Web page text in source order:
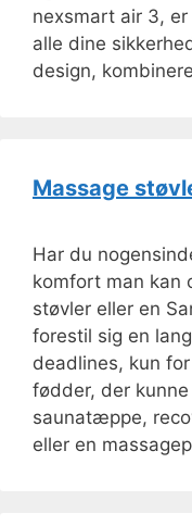
nexsmart air 3,
alle dine
design,
Massage
Har du
komfort man kan
støvler eller en
forestil sig en
deadlines, kun
fødder, der
saunatæppe,
eller en